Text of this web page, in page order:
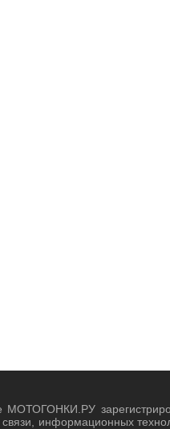
МОТОГОНКИ.РУ
информационных